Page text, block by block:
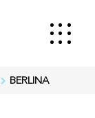
BERLINA